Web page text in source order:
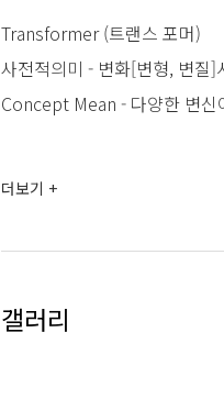
Transformer (트랜스 포머)
사전적의미 - 변화[변형, 변질
Concept Mean - 다양한 변신
또한 심재현 작곡가의 씨티팝
다채로운 유닛 퍼포먼스와 솔
더보기 +
갤러리